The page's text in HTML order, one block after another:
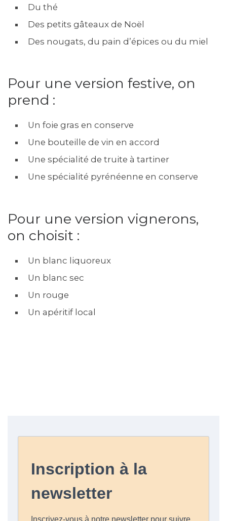
Du thé
Des petits gâteaux de Noël
Des nougats, du pain d’épices ou du miel
Pour une version festive, on
prend :
Un foie gras en conserve
Une bouteille de vin en accord
Une spécialité de truite à tartiner
Une spécialité pyrénéenne en conserve
Pour une version vignerons,
on choisit :
Un blanc liquoreux
Un blanc sec
Un rouge
Un apéritif local